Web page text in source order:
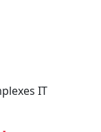
IT